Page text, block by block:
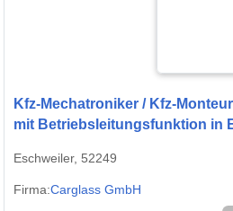
Kfz-Mechatroniker / Kfz-
mit Betriebsleitungsfunktion in
Eschweiler, 52249
Firma:Carglass GmbH